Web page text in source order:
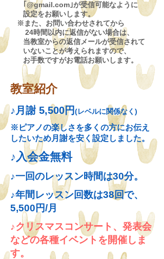
｢@gmail.com｣が受信可能なように
設定をお願いします。
※また、お問い合わせされてから
24時間以内に返信がない場合は、
当教室からの返信メールが受信されて
いないことが考えられますので、
​ お手数ですがお電話お願いします。
教室紹介
♪月謝 5,500円(レベルに関係なく)
※ピアノの楽しさを多くの方にお伝え
したいため月謝を安く設定しました。
♪入会金無料
♪一回のレッスン時間は30分。
♪年間レッスン回数は38回で、
5,500円/月
♪クリスマスコンサート、発表会
などの各種イベントを開催しま
す。